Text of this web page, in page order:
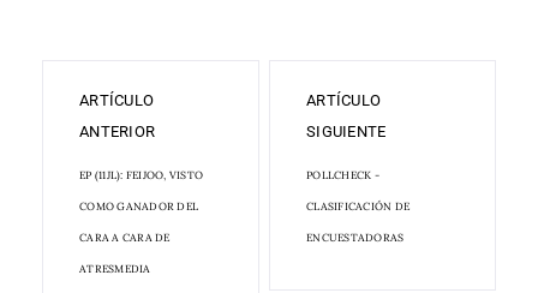
ARTÍCULO
ANTERIOR
EP (11JL): FEIJOO, VISTO
COMO GANADOR DEL
CARA A CARA DE
ATRESMEDIA
ARTÍCULO
SIGUIENTE
POLLCHECK -
CLASIFICACIÓN DE
ENCUESTADORAS